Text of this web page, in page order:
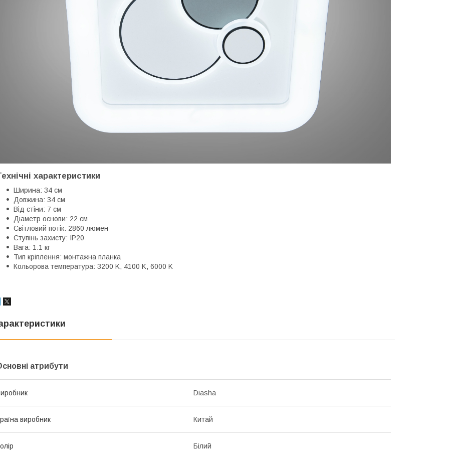
характеристики
Ширина: 34 см
Довжина: 34 см
Від стіни: 7 см
Діаметр основи: 22 см
Світловий потік: 2860 люмен
Ступінь захисту: IP20
Вага: 1.1 кг
Тип кріплення: монтажна планка
Кольорова температура: 3200 K, 4100 K, 6000 K
атрибути
Diasha
виробник Китай
Білий